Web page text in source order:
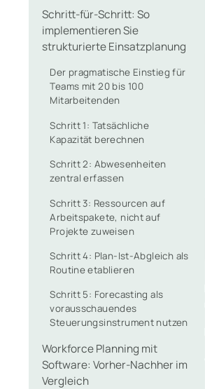
Schritt-für-Schritt: So
implementieren Sie
strukturierte Einsatzplanung
Der pragmatische Einstieg für
Teams mit 20 bis 100
Mitarbeitenden
Schritt 1: Tatsächliche
Kapazität berechnen
Schritt 2: Abwesenheiten
zentral erfassen
Schritt 3: Ressourcen auf
Arbeitspakete, nicht auf
Projekte zuweisen
Schritt 4: Plan-Ist-Abgleich als
Routine etablieren
Schritt 5: Forecasting als
vorausschauendes
Steuerungsinstrument nutzen
Workforce Planning mit
Software: Vorher-Nachher im
Vergleich